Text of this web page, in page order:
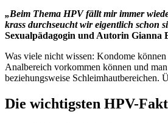
„Beim Thema HPV fällt mir immer
krass durchseucht wir eigentlich schon
Sexualpädagogin und Autorin Gianna
Was viele nicht wissen: Kondome
Analbereich vorkommen können und
beziehungsweise Schleimhautbereichen.
Die wichtigsten HPV-